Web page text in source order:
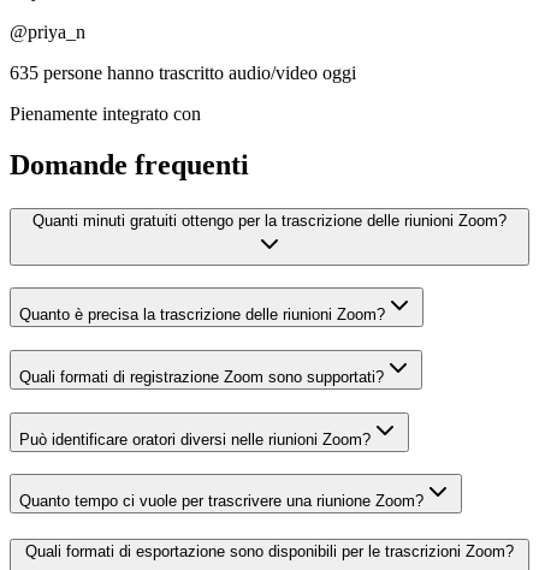
@priya_n
635 persone hanno trascritto audio/video oggi
Pienamente integrato con
Domande frequenti
Quanti minuti gratuiti ottengo per la trascrizione delle riunioni Zoom?
Quanto è precisa la trascrizione delle riunioni Zoom?
Quali formati di registrazione Zoom sono supportati?
Può identificare oratori diversi nelle riunioni Zoom?
Quanto tempo ci vuole per trascrivere una riunione Zoom?
Quali formati di esportazione sono disponibili per le trascrizioni Zoom?